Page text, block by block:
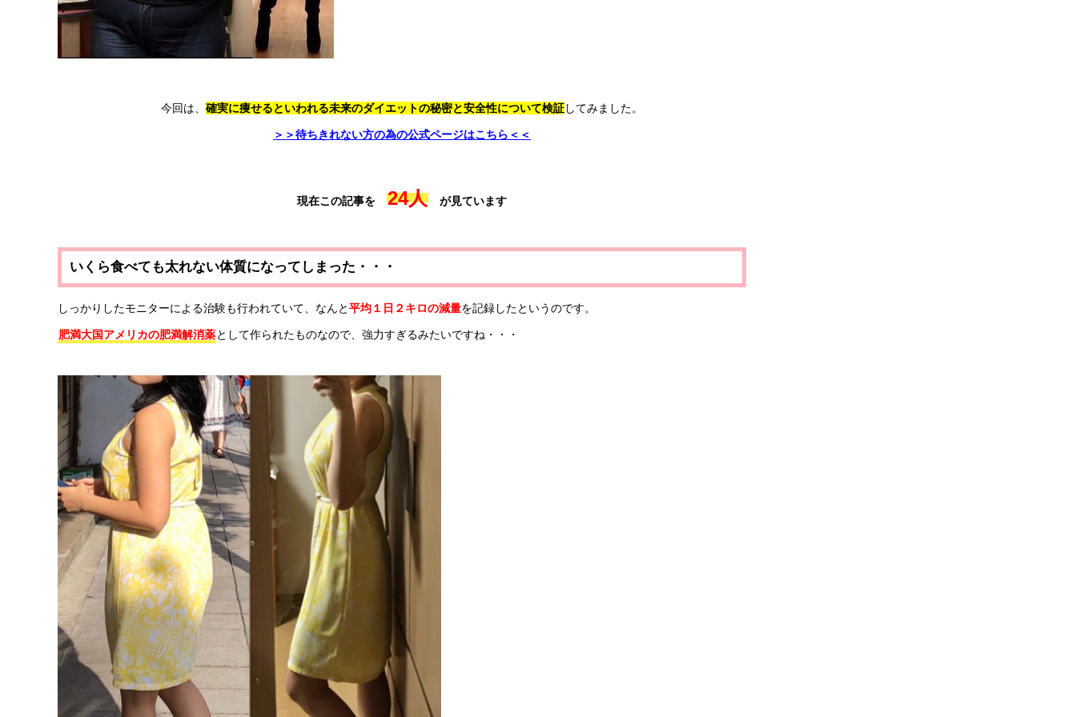
今回は、 確実に痩せるといわれる未来のダイエットの秘密と安全性について検証してみました。
＞＞待ちきれない方の為の公式ページはこちら＜＜
現在この記事を が見ています
いくら食べても太れない体質になってしまった・・・
しっかりしたモニターによる治験も行われていて、なんと平均１日２キロの減量を記録したというのです。
肥満大国アメリカの肥満解消薬として作られたものなので、強力すぎるみたいですね・・・